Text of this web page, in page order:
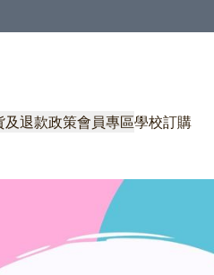
及退款政策會員專區學校訂購